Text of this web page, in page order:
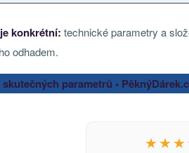
konkrétní: technické parametry a
odhadem.
parametrů •